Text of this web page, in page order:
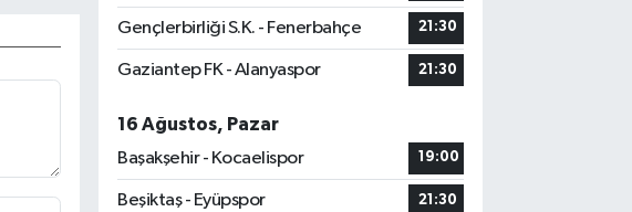
Gençlerbirliği S.K. - Fenerbahçe 21:30
Gaziantep FK - Alanyaspor 21:30
16 Ağustos, Pazar
Başakşehir - Kocaelispor
19:00
Beşiktaş - Eyüpspor 21:30